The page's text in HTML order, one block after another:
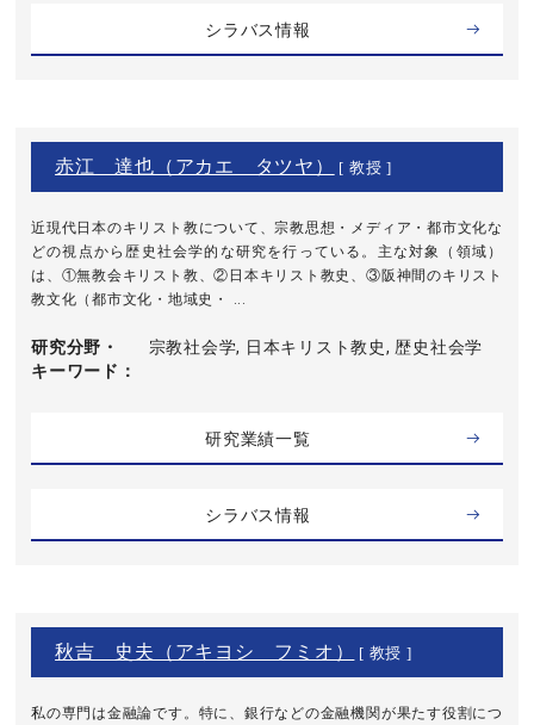
シラバス情報
赤江 達也（アカエ タツヤ） [ 教授 ]
近現代日本のキリスト教について、宗教思想・メディア・都市文化な
どの視点から歴史社会学的な研究を行っている。主な対象（領域）
は、①無教会キリスト教、②日本キリスト教史、③阪神間のキリスト
教文化（都市文化・地域史・ ...
研究分野・
キーワード
宗教社会学, 日本キリスト教史, 歴史社会学
研究業績一覧
シラバス情報
秋吉 史夫（アキヨシ フミオ） [ 教授 ]
私の専門は金融論です。特に、銀行などの金融機関が果たす役割につ